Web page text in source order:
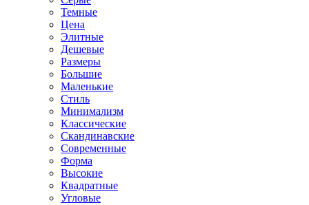
Темные
Цена
Элитные
Дешевые
Размеры
Большие
Маленькие
Стиль
Минимализм
Классические
Скандинавские
Современные
Форма
Высокие
Квадратные
Угловые